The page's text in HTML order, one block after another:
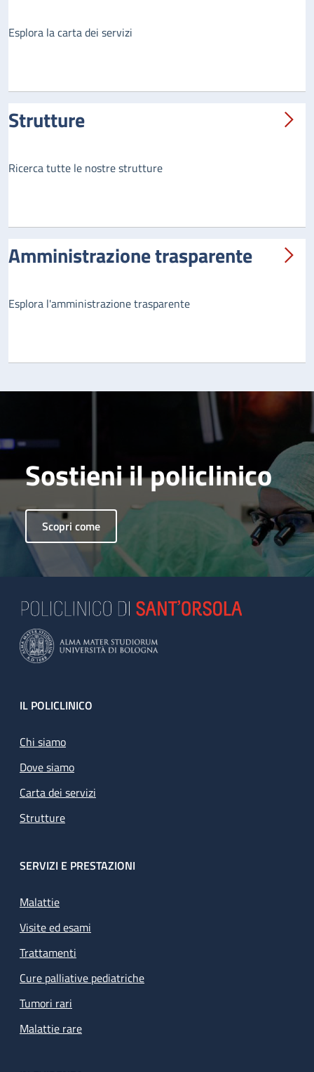
Esplora la carta dei servizi
Strutture
Ricerca tutte le nostre strutture
Amministrazione trasparente
Esplora l'amministrazione trasparente
Sostieni il policlinico
Scopri come
Footer
IL POLICLINICO
Chi siamo
Dove siamo
Carta dei servizi
Strutture
SERVIZI E PRESTAZIONI
Malattie
Visite ed esami
Trattamenti
Cure palliative pediatriche
Tumori rari
Malattie rare